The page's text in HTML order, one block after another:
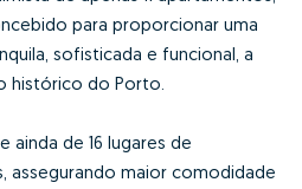
para proporcionar uma
sofisticada e funcional, a
histórico do Porto.
ainda de 16 lugares de
assegurando maior comodidade